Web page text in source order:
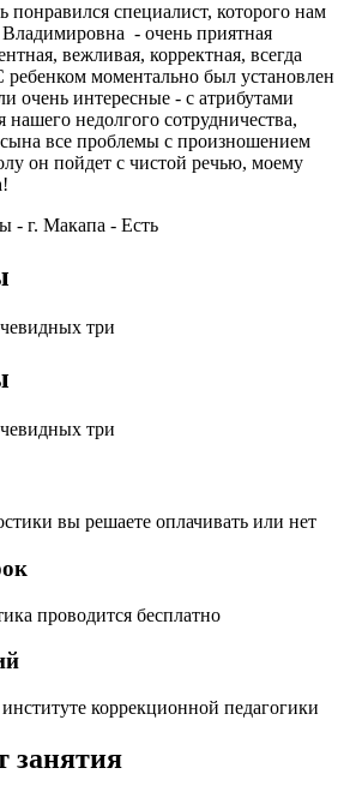
понравился специалист, которого нам
- очень приятная
вежливая, корректная, всегда
ребенком моментально был установлен
очень интересные - с атрибутами
нашего недолгого сотрудничества,
все проблемы с произношением
он пойдет с чистой речью, моему
- г. Макапа - Есть
три
три
вы решаете оплачивать или нет
проводится бесплатно
коррекционной педагогики
занятия